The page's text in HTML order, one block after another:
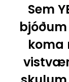
Sem
koma